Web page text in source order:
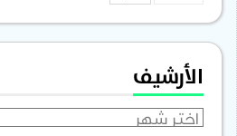
الأرشيف
الأرشيف